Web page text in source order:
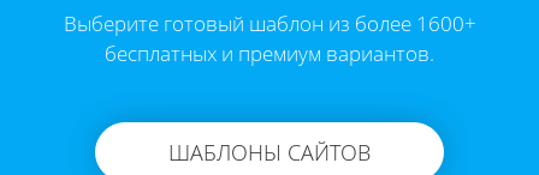
Выберите готовый шаблон из более 1600+
бесплатных и премиум вариантов.
ШАБЛОНЫ САЙТОВ